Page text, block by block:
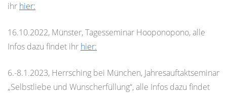
ihr hier:
16.10.2022, Münster, Tagesseminar Hooponopono, alle
Infos dazu findet ihr hier:
6.-8.1.2023, Herrsching bei München, Jahresauftaktseminar
„Selbstliebe und Wunscherfüllung“, alle Infos dazu findet